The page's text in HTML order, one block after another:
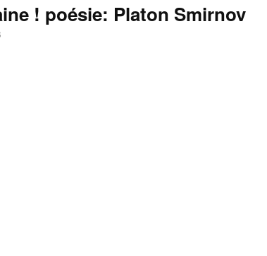
! poésie: Platon Smirnov